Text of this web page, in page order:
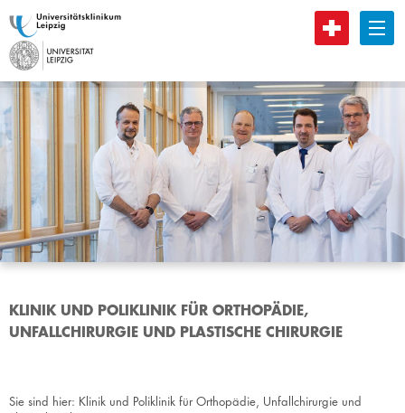
B
KLINIK UND POLIKLINIK FÜR ORTHOPÄDIE,
UNFALLCHIRURGIE UND PLASTISCHE CHIRURGIE
Sie sind hier: Klinik und Poliklinik für Orthopädie, Unfallchirurgie und